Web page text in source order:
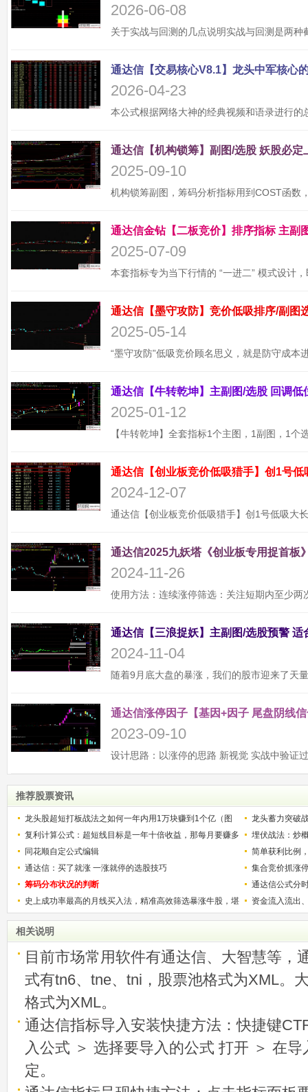
2026-06-08
2026-04-23
2025-09-10
2025-07-09
2025-05-14
2025-01-12
通达信【创业板竞价低吸猎手】创1号
2024-12-07
通达信2025九妖塔《创业板专用捉首板
2024-11-26
2024-11-04
通达信涨停因子【基因+因子 尾盘阴线
2023-09-10
推荐股票资讯
龙头股超短打板战法之如何一年内用1万块赚到1个亿（图
解）
龙头蓄力突破
的技巧（图解
复利计算公式：超短线目标是一年十倍收益，那每月要赚多
少？
埋伏战法：炒
同花顺自定公式编辑
简单获利比例
用
通达信：买了就涨 一涨就停的选股技巧
集合竞价抓涨
筹码分布状况的判断
通达信公式分
史上成功率最高的月线买入法，精准高效筛选暴涨牛股，堪
资金流入流出
相关说明
目前市场常用软件有通达信、大智慧等，
式有tn6、tne、tni，股票池格式为XML。
格式为XML。
通达信指标导入安装快捷方法：快捷键
入公式 ＞ 选择要导入的公式 打开 ＞ 在
定。